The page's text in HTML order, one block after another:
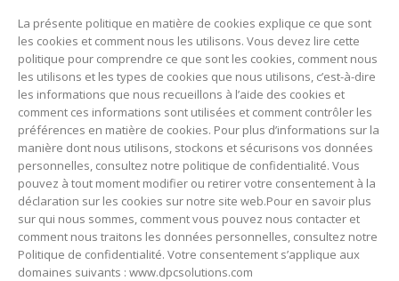
La présente politique en matière de cookies explique ce que sont
les cookies et comment nous les utilisons. Vous devez lire cette
politique pour comprendre ce que sont les cookies, comment nous
les utilisons et les types de cookies que nous utilisons, c’est-à-dire
les informations que nous recueillons à l’aide des cookies et
comment ces informations sont utilisées et comment contrôler les
préférences en matière de cookies. Pour plus d’informations sur la
manière dont nous utilisons, stockons et sécurisons vos données
personnelles, consultez notre politique de confidentialité. Vous
pouvez à tout moment modifier ou retirer votre consentement à la
déclaration sur les cookies sur notre site web.Pour en savoir plus
sur qui nous sommes, comment vous pouvez nous contacter et
comment nous traitons les données personnelles, consultez notre
Politique de confidentialité. Votre consentement s’applique aux
domaines suivants : www.dpcsolutions.com